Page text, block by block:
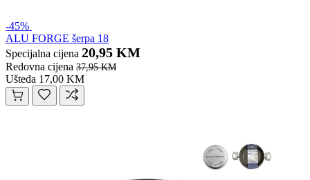
-45%
ALU FORGE šerpa 18
Specijalna cijena 20,95 KM
Redovna cijena 37,95 KM
Ušteda 17,00 KM